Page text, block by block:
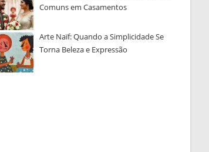
Comuns em Casamentos
Arte Naïf: Quando a Simplicidade Se
Torna Beleza e Expressão